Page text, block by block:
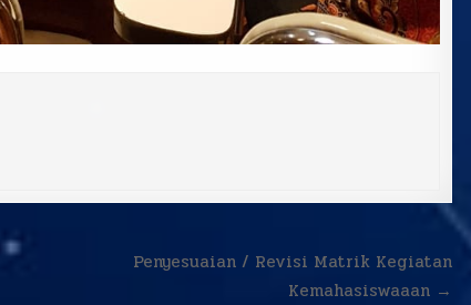
Penyesuaian / Revisi Matrik Kegiatan
Kemahasiswaaan →